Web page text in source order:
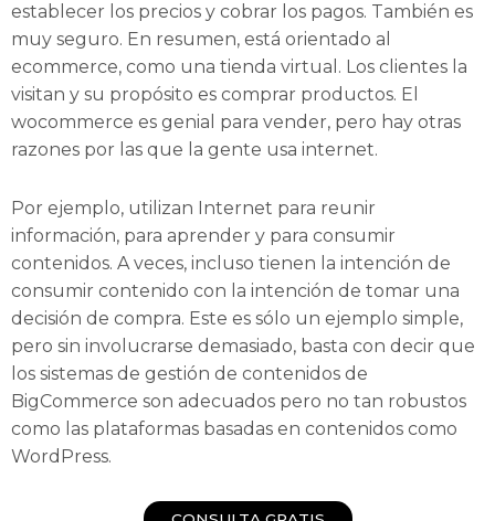
establecer los precios y cobrar los pagos. También es
muy seguro. En resumen, está orientado al
ecommerce, como una tienda virtual. Los clientes la
visitan y su propósito es comprar productos. El
wocommerce es genial para vender, pero hay otras
razones por las que la gente usa internet.
Por ejemplo, utilizan Internet para reunir
información, para aprender y para consumir
contenidos. A veces, incluso tienen la intención de
consumir contenido con la intención de tomar una
decisión de compra. Este es sólo un ejemplo simple,
pero sin involucrarse demasiado, basta con decir que
los sistemas de gestión de contenidos de
BigCommerce son adecuados pero no tan robustos
como las plataformas basadas en contenidos como
WordPress.